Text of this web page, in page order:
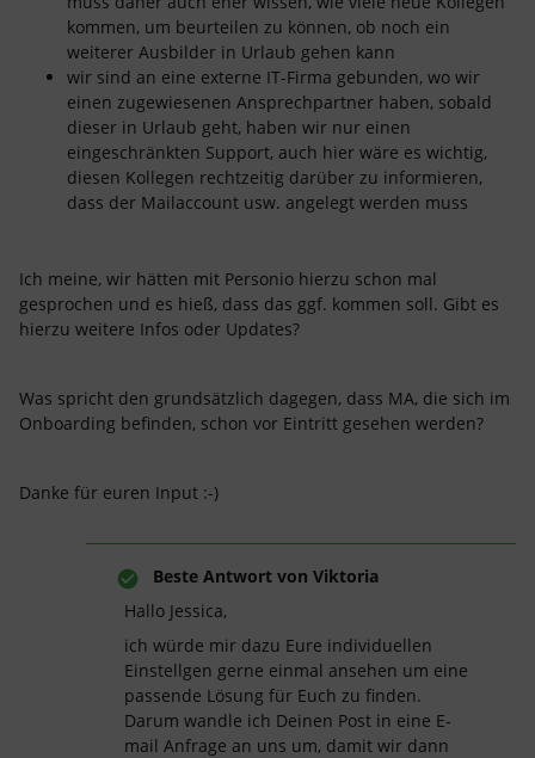
kommen, um beurteilen zu können, ob noch ein
weiterer Ausbilder in Urlaub gehen kann
wir sind an eine externe IT-Firma gebunden, wo wir
einen zugewiesenen Ansprechpartner haben, sobald
dieser in Urlaub geht, haben wir nur einen
eingeschränkten Support, auch hier wäre es wichtig,
diesen Kollegen rechtzeitig darüber zu informieren,
dass der Mailaccount usw. angelegt werden muss
Ich meine, wir hätten mit Personio hierzu schon mal
gesprochen und es hieß, dass das ggf. kommen soll. Gibt es
hierzu weitere Infos oder Updates?
Was spricht den grundsätzlich dagegen, dass MA, die sich im
Onboarding befinden, schon vor Eintritt gesehen werden?
Danke für euren Input :-)
Beste Antwort von Viktoria
Hallo Jessica,
ich würde mir dazu Eure individuellen
Einstellgen gerne einmal ansehen um eine
passende Lösung für Euch zu finden.
Darum wandle ich Deinen Post in eine E-
mail Anfrage an uns um, damit wir dann